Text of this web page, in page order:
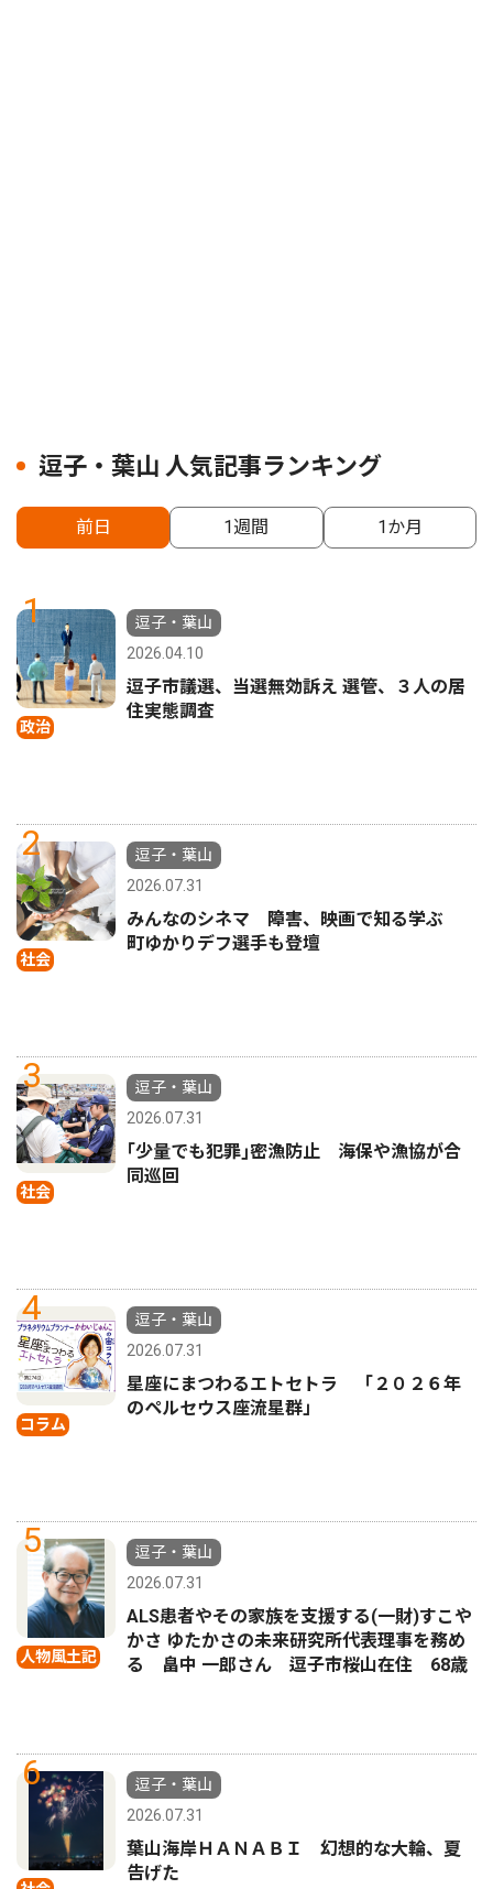
逗子・葉山 人気記事ランキング
前日 1週間 1か月
1
政治
逗子・葉山
2026.04.10
逗子市議選、当選無効訴え 選管、３人の居
住実態調査
2
社会
逗子・葉山
2026.07.31
みんなのシネマ 障害、映画で知る学ぶ
町ゆかりデフ選手も登壇
3
社会
逗子・葉山
2026.07.31
｢少量でも犯罪｣密漁防止 海保や漁協が合
同巡回
4
コラム
逗子・葉山
2026.07.31
星座にまつわるエトセトラ 「２０２６年
のペルセウス座流星群」
5
人物風土記
逗子・葉山
2026.07.31
ALS患者やその家族を支援する(一財)すこや
かさ ゆたかさの未来研究所代表理事を務め
る 畠中 一郎さん 逗子市桜山在住 68歳
6
逗子・葉山
2026.07.31
葉山海岸ＨＡＮＡＢＩ 幻想的な大輪、夏
告げた